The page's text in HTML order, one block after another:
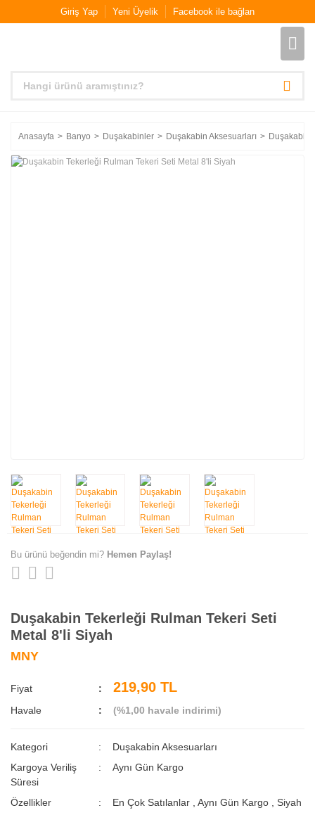
Giriş Yap Yeni Üyelik Facebook ile bağlan
Anasayfa Banyo Duşakabinler Duşakabin Aksesuarları Duşakabin
Bu ürünü beğendin mi? Hemen Paylaş!
Duşakabin Tekerleği Rulman Tekeri Seti
Metal 8'li Siyah
MNY
Fiyat 219,90 TL
Havale (%1,00 havale indirimi)
Kategori
Duşakabin Aksesuarları
Kargoya Veriliş
Süresi
Aynı Gün Kargo
Özellikler En Çok Satılanlar ,Aynı Gün Kargo ,Siyah